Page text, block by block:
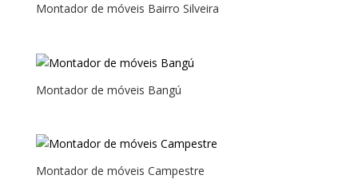
Montador de móveis Bairro Silveira
Montador de móveis Bangú
Montador de móveis Campestre